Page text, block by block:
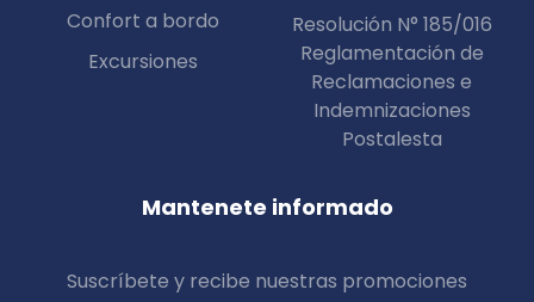
Confort a bordo
Excursiones
Resolución N° 185/016
Reglamentación de
Reclamaciones e
Indemnizaciones
Postalesta
Mantenete informado
Suscríbete y recibe nuestras promociones